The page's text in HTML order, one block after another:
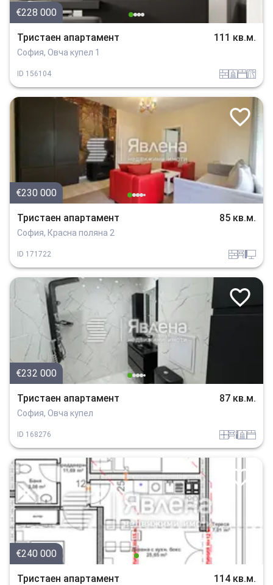
€228 000
Тристаен апартамент 111 кв.м.
София, Овча купел 1
ID 156104 tuhla sanitarno_pomeshtenie spalniav_blizost_do_asfaltiran_put
€230 000
Тристаен апартамент 85 кв.м.
София, Красна поляна 2
ID 171722 tuhlaobzavejdne_4 tehnika
€232 000
Тристаен апартамент 87 кв.м.
София, Овча купел
ID 168276 panelobzavejdne_2 sanitarno_pomeshtenie spalnia
€240 000
Тристаен апартамент 114 кв.м.